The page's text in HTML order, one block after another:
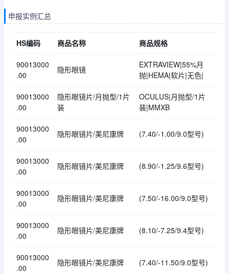
申报实例汇总
HS编码 商品名称 商品规格
90013000
.00
隐形眼镜
EXTRAVIEW|55%月
抛|HEMA|软片|无色|
90013000
.00
隐形眼镜片/月抛型/1片
装
OCULUS|月抛型/1片
装|MMXB
90013000
.00
隐形眼镜片/美尼康牌 (7.40/-1.00/9.0型号)
90013000
.00
隐形眼镜片/美尼康牌 (8.90/-1.25/9.6型号)
90013000
.00
隐形眼镜片/美尼康牌 (7.50/-16.00/9.0型号)
90013000
.00
隐形眼镜片/美尼康牌 (8.10/-7.25/9.4型号)
90013000
.00
隐形眼镜片/美尼康牌 (7.40/-11.50/9.0型号)